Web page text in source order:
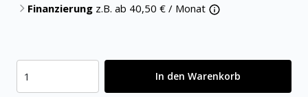
Finanzierung z.B. ab 40,50 € / Monat
In den Warenkorb